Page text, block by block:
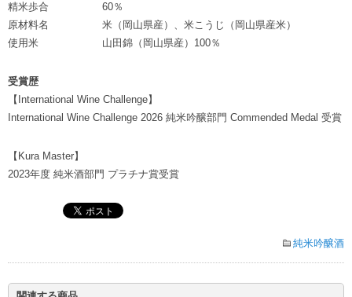
精米歩合
60％
原材料名
米（岡山県産）、米こうじ（岡山県産米）
使用米
山田錦（岡山県産）100％
受賞歴
【International Wine Challenge】
International Wine Challenge 2026 純米吟醸部門 Commended Medal 受賞
【Kura Master】
2023年度 純米酒部門 プラチナ賞受賞
純米吟醸酒